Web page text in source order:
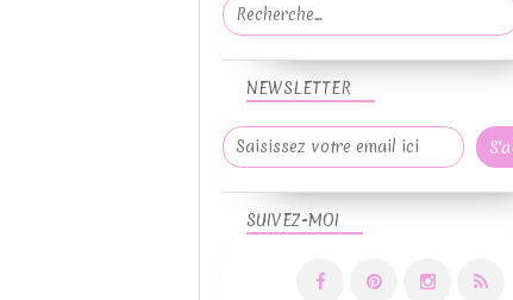
NEWSLETTER
SUIVEZ-MOI